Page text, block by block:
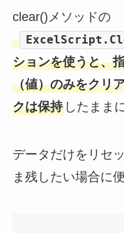
clear()メソッドの
ションを使うと、
（値）のみをクリ
クは保持したまま
データだけをリセ
ま残したい場合に